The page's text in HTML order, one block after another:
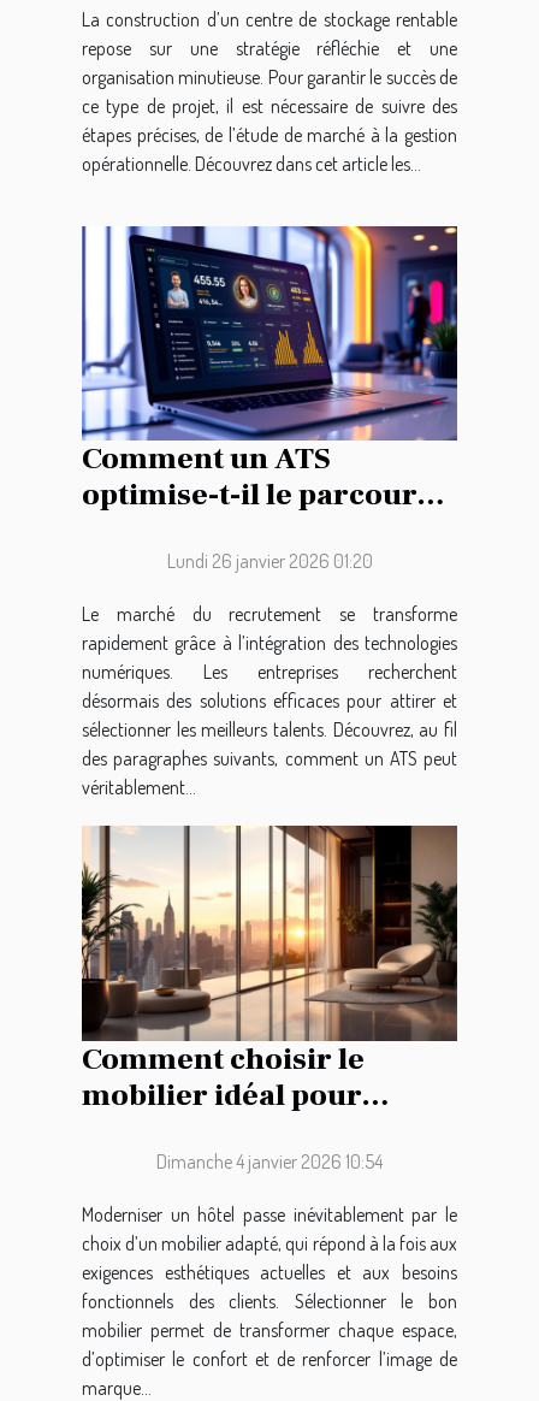
La construction d’un centre de stockage rentable
repose sur une stratégie réfléchie et une
organisation minutieuse. Pour garantir le succès de
ce type de projet, il est nécessaire de suivre des
étapes précises, de l’étude de marché à la gestion
opérationnelle. Découvrez dans cet article les...
Comment un ATS
optimise-t-il le parcours
Lundi 26 janvier 2026 01:20
Le marché du recrutement se transforme
rapidement grâce à l’intégration des technologies
numériques. Les entreprises recherchent
désormais des solutions efficaces pour attirer et
sélectionner les meilleurs talents. Découvrez, au fil
des paragraphes suivants, comment un ATS peut
véritablement...
Comment choisir le
mobilier idéal pour
Dimanche 4 janvier 2026 10:54
Moderniser un hôtel passe inévitablement par le
choix d’un mobilier adapté, qui répond à la fois aux
exigences esthétiques actuelles et aux besoins
fonctionnels des clients. Sélectionner le bon
mobilier permet de transformer chaque espace,
d’optimiser le confort et de renforcer l’image de
marque...